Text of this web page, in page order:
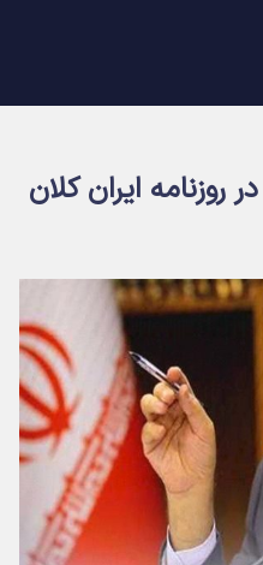
ایران کلان